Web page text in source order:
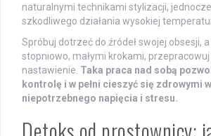
naturalnymi technikami stylizacji,
szkodliwego działania wysokiej
Spróbuj dotrzeć do źródeł swojej obsesji,
stopniowo, małymi krokami,
nastawienie. Taka praca nad sobą
kontrolę i w pełni cieszyć się zdrowymi
niepotrzebnego napięcia i stresu.